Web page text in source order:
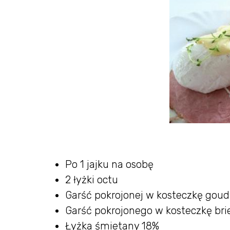
Po 1 jajku na osobę
2 łyżki octu
Garść pokrojonej w kosteczkę
Garść pokrojonego w kosteczkę
Łyżka śmietany 18%